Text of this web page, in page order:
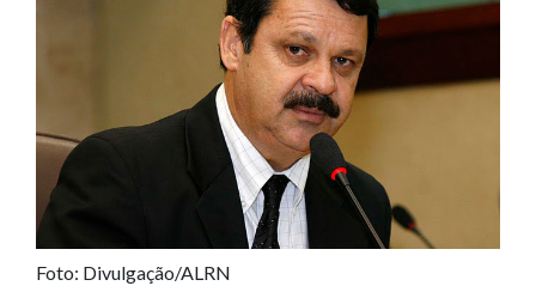
Foto: Divulgação/ALRN